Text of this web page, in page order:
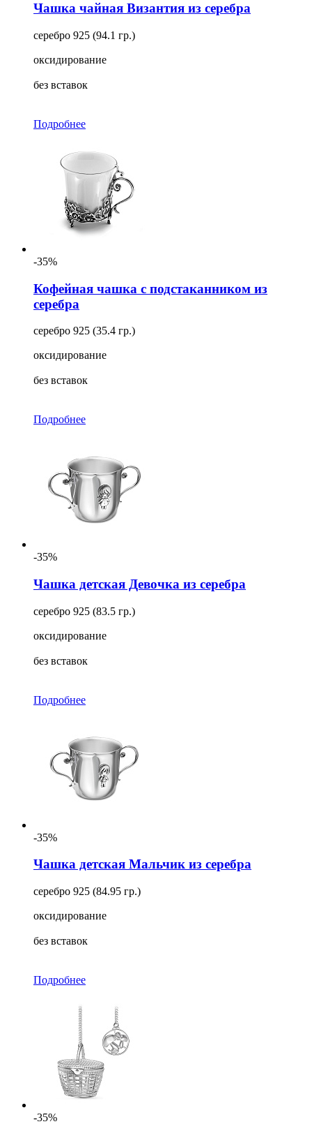
Чашка чайная Византия из серебра
серебро 925 (94.1 гр.)
оксидирование
без вставок
Подробнее
-35%
Кофейная чашка с подстаканником из
серебра
серебро 925 (35.4 гр.)
оксидирование
без вставок
Подробнее
-35%
Чашка детская Девочка из серебра
серебро 925 (83.5 гр.)
оксидирование
без вставок
Подробнее
-35%
Чашка детская Мальчик из серебра
серебро 925 (84.95 гр.)
оксидирование
без вставок
Подробнее
-35%